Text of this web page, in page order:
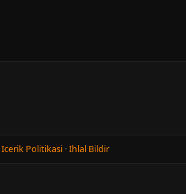
Icerik Politikasi ·Ihlal Bildir